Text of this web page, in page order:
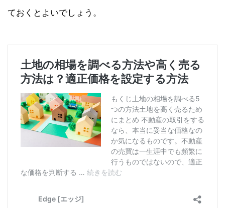
ておくとよいでしょう。